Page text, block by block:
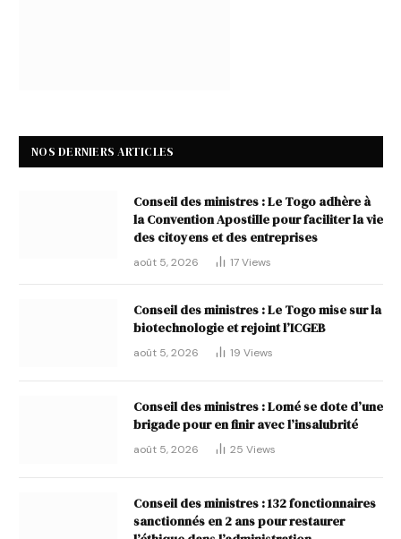
NOS DERNIERS ARTICLES
Conseil des ministres : Le Togo adhère à
la Convention Apostille pour faciliter la vie
des citoyens et des entreprises
août 5, 2026 17Views
Conseil des ministres : Le Togo mise sur la
biotechnologie et rejoint l’ICGEB
août 5, 2026 19 Views
Conseil des ministres : Lomé se dote d’une
brigade pour en finir avec l’insalubrité
août 5, 2026 25 Views
Conseil des ministres : 132 fonctionnaires
sanctionnés en 2 ans pour restaurer